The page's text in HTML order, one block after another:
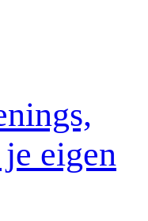
eigen